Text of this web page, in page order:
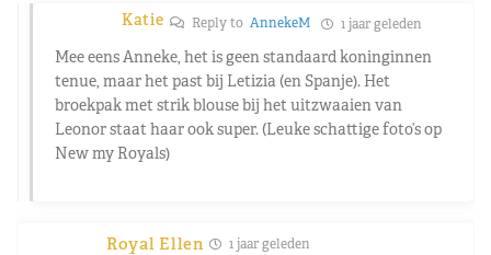
Katie Reply to AnnekeM 1 jaar geleden
Mee eens Anneke, het is geen standaard koninginnen
tenue, maar het past bij Letizia (en Spanje). Het
broekpak met strik blouse bij het uitzwaaien van
Leonor staat haar ook super. (Leuke schattige foto’s op
New my Royals)
Royal Ellen 1 jaar geleden